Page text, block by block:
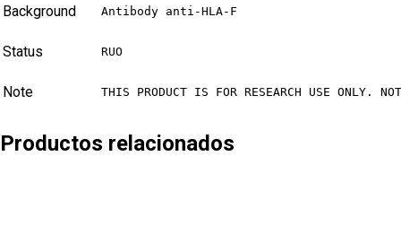
Background Antibody anti-HLA-F
Status RUO
Note THIS PRODUCT IS FOR RESEARCH USE ONLY.
Productos relacionados